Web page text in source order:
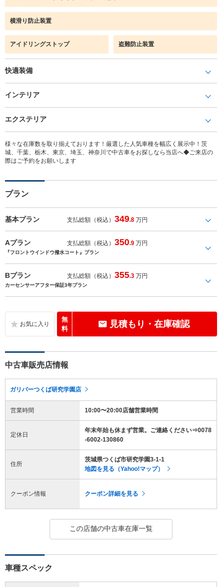
横滑り防止装置
アイドリングストップ 盗難防止装置
快適装備
インテリア
エクステリア
様々な在庫数を取り揃えております！厳選した人気車種を幅広く展示中！茨
城、千葉、栃木、東京、埼玉、神奈川で中古車をお探しなら当店へ◆ご来店の
際はご予約をお願いします
プラン
基本プラン 支払総額（税込）349.8 万円
Aプラン 支払総額（税込）350.9 万円
『フロントウインドウ撥水コート』プラン
Bプラン 支払総額（税込）355.3 万円
カーセンサーアフター保証3年プラン
無
料
見積もり・在庫確認
中古車販売店情報
ガリバーつくば研究学園店
営業時間 10:00〜20:00店舗営業時間
定休日
年末年始も休まず営業。ご連絡ください⇒0078
-6002-130860
住所
茨城県つくば市研究学園3-1-1
地図を見る（Yahoo!マップ）
クーポン情報 クーポン詳細を見る
この店舗の中古車在庫一覧
車種スペック